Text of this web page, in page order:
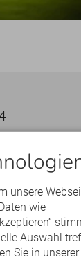
unsere
wie
Auswahl
Sie in unserer